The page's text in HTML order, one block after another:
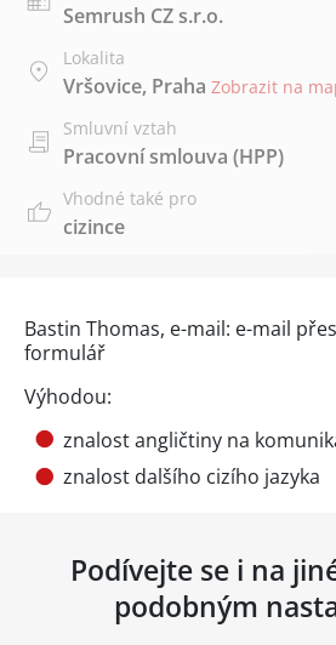
Semrush CZ s.r.o.
Lokalita
Vršovice, Praha Zobrazit na
Smluvní vztah
Pracovní smlouva (HPP)
Vhodné také pro
cizince
Bastin Thomas, e-mail: e-mail přes
formulář
Výhodou:
znalost angličtiny na
znalost dalšího cizího jazyka
Podívejte se i na
podobným